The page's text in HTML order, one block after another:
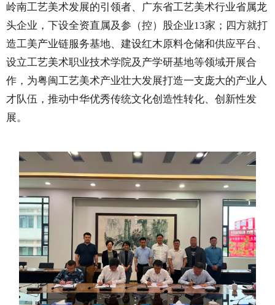
岭南工艺美术发展的引领者、广东省工艺美术行业省属龙
头企业，下设全资直属及参（控）股企业13家；四方就打
造工美产业链服务基地、建设红木原料仓储和供应平台、
设立工艺美术职业技术学院及产学研基地等领域开展合
作，为粤闽工艺美术产业壮大发展打造一支庞大的产业人
才队伍，推动中华优秀传统文化创造性转化、创新性发
展。